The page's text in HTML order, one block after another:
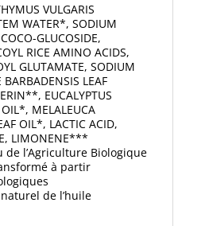
VULGARIS
WATER*, SODIUM
GLUCOSIDE,
RICE AMINO ACIDS,
GLUTAMATE, SODIUM
LEAF
EUCALYPTUS
MELALEUCA
OIL*, LACTIC ACID,
LIMONENE***
l’Agriculture Biologique
à partir
de l’huile